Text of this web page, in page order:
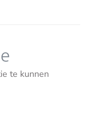
te kunnen